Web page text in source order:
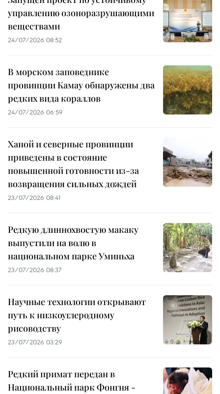
управлению озоноразрушающими
веществами
24/07/2026 08:52
В морском заповеднике
провинции Камау обнаружены два
редких вида кораллов
24/07/2026 06:59
Ханой и северные провинции
приведены в состояние
повышенной готовности из-за
возвращения сильных дождей
23/07/2026 08:41
Редкую длиннохвостую макаку
выпустили на волю в
национальном парке Уминьха
23/07/2026 08:37
Научные технологии открывают
путь к низкоуглеродному
рисоводству
23/07/2026 03:29
Редкий примат передан в
Национальный парк Фонгня -